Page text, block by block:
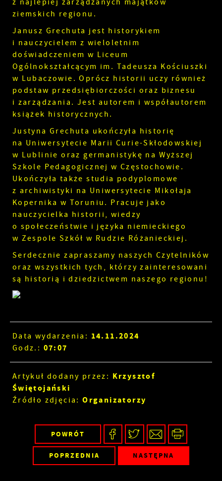
z najlepiej zarządzanych majątków
ziemskich regionu.
Janusz Grechuta jest historykiem
i nauczycielem z wieloletnim
doświadczeniem w Liceum
Ogólnokształcącym im. Tadeusza Kościuszki
w Lubaczowie. Oprócz historii uczy również
podstaw przedsiębiorczości oraz biznesu
i zarządzania. Jest autorem i współautorem
książek historycznych.
Justyna Grechuta ukończyła historię
na Uniwersytecie Marii Curie-Skłodowskiej
w Lublinie oraz germanistykę na Wyższej
Szkole Pedagogicznej w Częstochowie.
Ukończyła także studia podyplomowe
z archiwistyki na Uniwersytecie Mikołaja
Kopernika w Toruniu. Pracuje jako
nauczycielka historii, wiedzy
o społeczeństwie i języka niemieckiego
w Zespole Szkół w Rudzie Różanieckiej.
Serdecznie zapraszamy naszych Czytelników
oraz wszystkich tych, którzy zainteresowani
są historią i dziedzictwem naszego regionu!
Data wydarzenia: 14.11.2024
Godz.: 07:07
Artykuł dodany przez: Krzysztof
Świętojański
Źródło zdjęcia:Organizatorzy
POWRÓT
POPRZEDNIA NASTĘPNA